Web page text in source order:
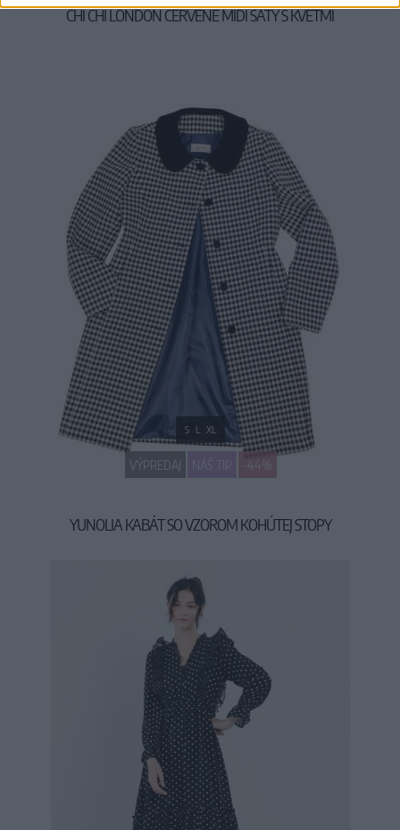
CHI CHI LONDON ČERVENÉ MIDI ŠATY S KVETMI
VÝPREDAJ NÁŠ TIP -44%
S L XL
YUNOLIA KABÁT SO VZOROM KOHÚTEJ STOPY